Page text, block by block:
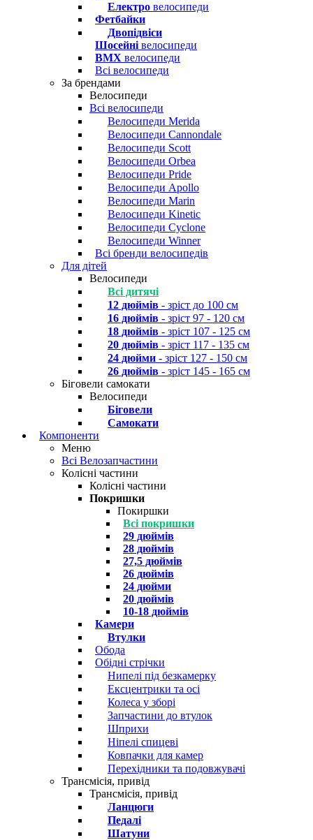
Електро велосипеди
Фетбайки
Двопідвіси
Шосейні велосипеди
BMX велосипеди
Всі велосипеди
За брендами
Велосипеди
Всі велосипеди
Велосипеди Merida
Велосипеди Cannondale
Велосипеди Scott
Велосипеди Orbea
Велосипеди Pride
Велосипеди Apollo
Велосипеди Marin
Велосипеди Kinetic
Велосипеди Cyclone
Велосипеди Winner
Всі бренди велосипедів
Для дітей
Велосипеди
Всі дитячі
12 дюймів - зріст до 100 см
16 дюймів - зріст 97 - 120 см
18 дюймів - зріст 107 - 125 см
20 дюймів - зріст 117 - 135 см
24 дюйми - зріст 127 - 150 см
26 дюймів - зріст 145 - 165 см
Біговели самокати
Велосипеди
Біговели
Самокати
Компоненти
Меню
Всі Велозапчастини
Колісні частини
Колісні частини
Покришки
Покиршки
Всі покришки
29 дюймів
28 дюймів
27,5 дюймів
26 дюймів
24 дюйми
20 дюймів
10-18 дюймів
Камери
Втулки
Обода
Обідні стрічки
Нипелі під безкамерку
Ексцентрики та осі
Колеса у зборі
Запчастини до втулок
Шприхи
Ніпелі спицеві
Ковпачки для камер
Перехідники та подовжувачі
Трансмісія, привід
Трансмісія, привід
Ланцюги
Педалі
Шатуни